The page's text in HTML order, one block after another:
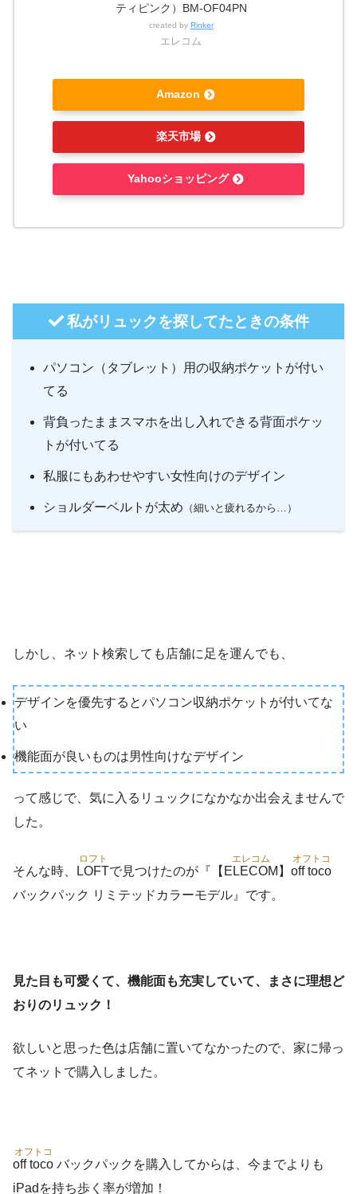
ティピンク）BM-OF04PN
created by Rinker
エレコム
Amazon
楽天市場
Yahooショッピング
私がリュックを探してたときの条件
パソコン（タブレット）用の収納ポケットが付い
てる
背負ったままスマホを出し入れできる背面ポケッ
トが付いてる
私服にもあわせやすい女性向けのデザイン
ショルダーベルトが太め （細いと疲れるから…）
しかし、ネット検索しても店舗に足を運んでも、
デザインを優先するとパソコン収納ポケットが付いてな
い
機能面が良いものは男性向けなデザイン
って感じで、気に入るリュックになかなか出会えませんで
した。
そんな時、 LOFT
ロフト
で見つけたのが『【 ELECOM
エレコム
】 off toco
オフトコ
バックパック リミテッドカラーモデル』です。
見た目も可愛くて、機能面も充実していて、まさに理想ど
おりのリュック！
欲しいと思った色は店舗に置いてなかったので、家に帰っ
てネットで購入しました。
off toco
オフトコ
バックパックを購入してからは、今までよりも
iPadを持ち歩く率が増加！